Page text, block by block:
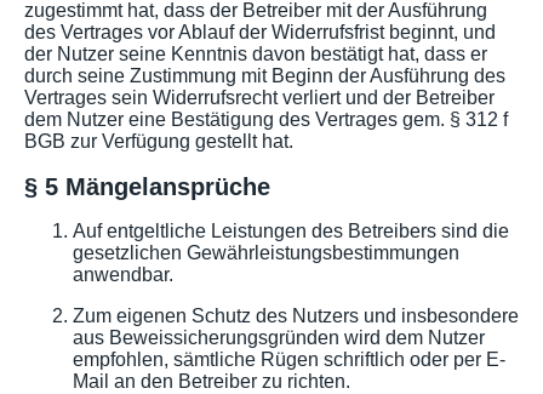
zugestimmt hat, dass der Betreiber mit der Ausführung
des Vertrages vor Ablauf der Widerrufsfrist beginnt, und
der Nutzer seine Kenntnis davon bestätigt hat, dass er
durch seine Zustimmung mit Beginn der Ausführung des
Vertrages sein Widerrufsrecht verliert und der Betreiber
dem Nutzer eine Bestätigung des Vertrages gem. § 312 f
BGB zur Verfügung gestellt hat.
§ 5 Mängelansprüche
Auf entgeltliche Leistungen des Betreibers sind die
gesetzlichen Gewährleistungsbestimmungen
anwendbar.
Zum eigenen Schutz des Nutzers und insbesondere
aus Beweissicherungsgründen wird dem Nutzer
empfohlen, sämtliche Rügen schriftlich oder per E-
Mail an den Betreiber zu richten.